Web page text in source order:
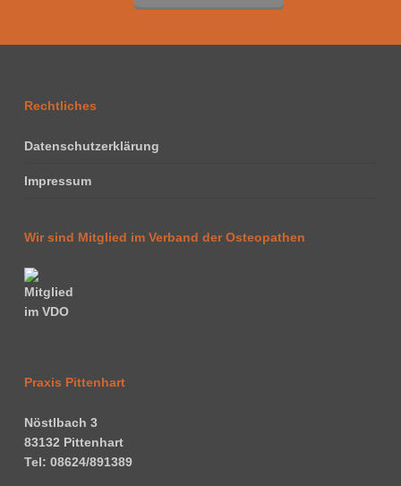
Rechtliches
Datenschutzerklärung
Impressum
Wir sind Mitglied im Verband der Osteopathen
Praxis Pittenhart
Nöstlbach 3
83132 Pittenhart
Tel: 08624/891389